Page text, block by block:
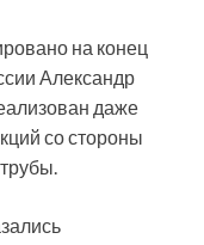
на конец
Александр
даже
со стороны